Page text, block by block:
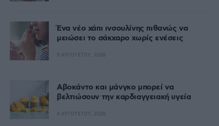
Ένα νέο χάπι ινσουλίνης πιθανώς να
μειώσει το σάκχαρο χωρίς ενέσεις
5 ΑΥΓΟΎΣΤΟΥ, 2026
Αβοκάντο και μάνγκο μπορεί να
βελτιώσουν την καρδιαγγειακή υγεία
4 ΑΥΓΟΎΣΤΟΥ, 2026